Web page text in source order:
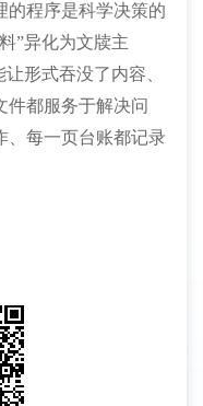
的程序是科学决策的
”异化为文牍主
形式吞没了内容、
件都服务于解决问
、每一页台账都记录